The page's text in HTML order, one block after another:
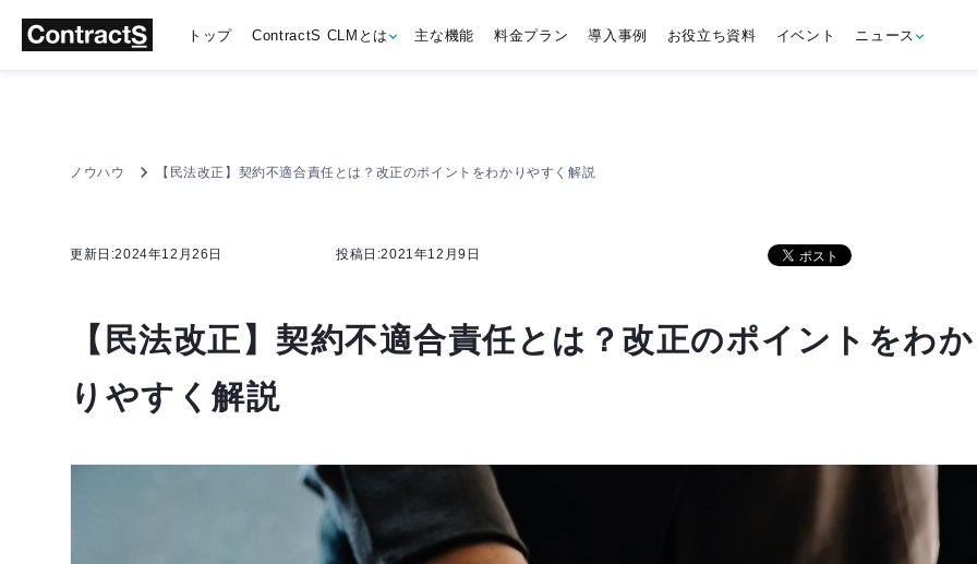
トップ ContractS CLMとは 主な機能 料金プラン 導入事例 お役立ち資料 イベント ニュース
ノウハウ 【民法改正】契約不適合責任とは？改正のポイントをわかりやすく解説
更新日:2024年12月26日 投稿日:2021年12月9日
【民法改正】契約不適合責任とは？改正のポイントをわか
りやすく解説